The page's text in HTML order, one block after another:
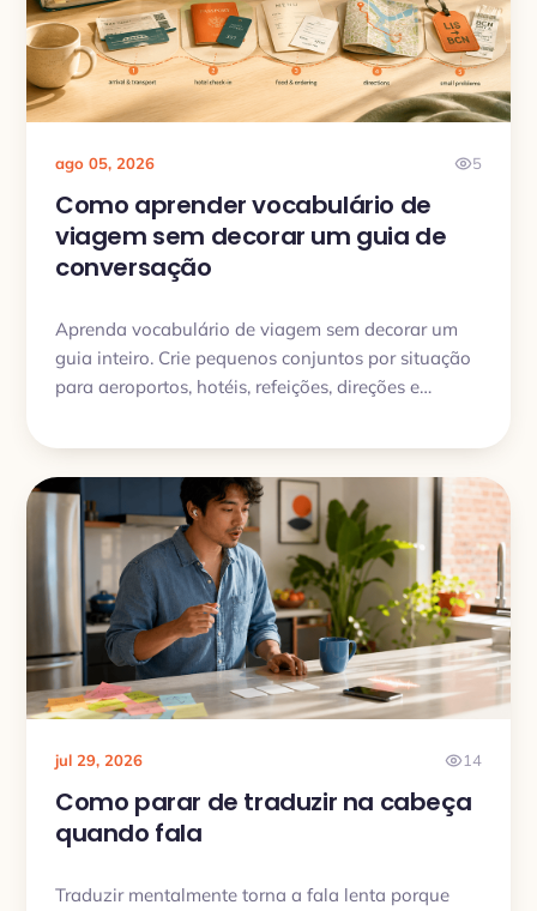
ago 05, 2026 5
Como aprender vocabulário de
viagem sem decorar um guia de
conversação
Aprenda vocabulário de viagem sem decorar um
guia inteiro. Crie pequenos conjuntos por situação
para aeroportos, hotéis, refeições, direções e
jul 29, 2026 14
Como parar de traduzir na cabeça
quando fala
Traduzir mentalmente torna a fala lenta porque